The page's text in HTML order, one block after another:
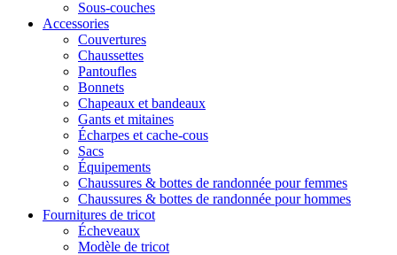
Sous-couches
Accessories
Couvertures
Chaussettes
Pantoufles
Bonnets
Chapeaux et bandeaux
Gants et mitaines
Écharpes et cache-cous
Sacs
Équipements
Chaussures & bottes de randonnée pour femmes
Chaussures & bottes de randonnée pour hommes
Fournitures de tricot
Écheveaux
Modèle de tricot